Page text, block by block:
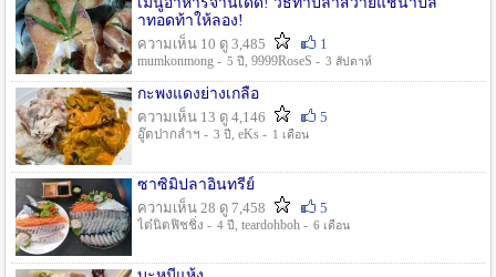
าทอดท้าให้ลอง!
ความเห็น 10 ดู 3,485
1
mumkonmong - 5 ปี , 9999RoseS - 3 สัปดาห์
กะพงแดงย่างเกลือ
ความเห็น 13 ดู 4,146
5
อู๊ดปากลำฯ - 3 ปี , eKs - 1 เดือน
ซาซิมิปลาอินทรีย์
ความเห็น 28 ดู 7,458
5
ไต๋นิตฟิชชิ่ง - 4 ปี , teardohboh - 6 เดือน